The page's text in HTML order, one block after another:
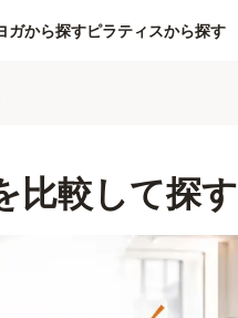
ガから探すピラティスから探す
比較して探す